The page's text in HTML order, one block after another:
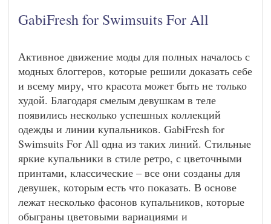
GabiFresh for Swimsuits For All
Активное движение моды для полных началось с
модных блоггеров, которые решили доказать себе
и всему миру, что красота может быть не только
худой. Благодаря смелым девушкам в теле
появились несколько успешных коллекций
одежды и линии купальников. GabiFresh for
Swimsuits For All одна из таких линий. Стильные
яркие купальники в стиле ретро, с цветочными
принтами, классические – все они созданы для
девушек, которым есть что показать. В основе
лежат несколько фасонов купальников, которые
обыграны цветовыми вариациями и